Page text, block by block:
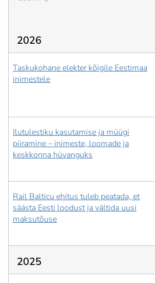
2026
Taskukohane elekter kõigile Eestimaa
inimestele
Ilutulestiku kasutamise ja müügi
piiramine – inimeste, loomade ja
keskkonna hüvanguks
Rail Balticu ehitus tuleb peatada, et
säästa Eesti loodust ja vältida uusi
maksutõuse
2025